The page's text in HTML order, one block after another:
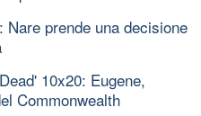
Nare prende una decisione
10x20: Eugene,
Commonwealth